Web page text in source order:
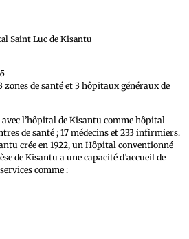
Saint Luc de Kisantu
de santé et 3 hôpitaux généraux de
l’hôpital de Kisantu comme hôpital
de santé ; 17 médecins et 233 infirmiers.
crée en 1922, un Hôpital conventionné
de Kisantu a une capacité d’accueil de
comme :